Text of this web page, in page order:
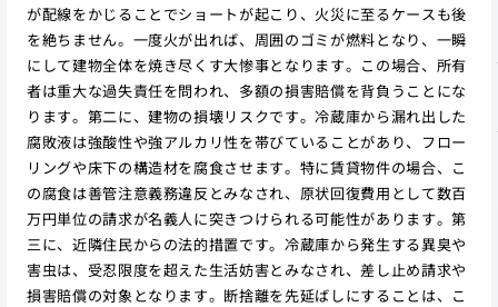
が配線をかじることでショートが起こり、火災に至るケースも後
を絶ちません。一度火が出れば、周囲のゴミが燃料となり、一瞬
にして建物全体を焼き尽くす大惨事となります。この場合、所有
者は重大な過失責任を問われ、多額の損害賠償を背負うことにな
ります。第二に、建物の損壊リスクです。冷蔵庫から漏れ出した
腐敗液は強酸性や強アルカリ性を帯びていることがあり、フロー
リングや床下の構造材を腐食させます。特に賃貸物件の場合、こ
の腐食は善管注意義務違反とみなされ、原状回復費用として数百
万円単位の請求が名義人に突きつけられる可能性があります。第
三に、近隣住民からの法的措置です。冷蔵庫から発生する異臭や
害虫は、受忍限度を超えた生活妨害とみなされ、差し止め請求や
損害賠償の対象となります。断捨離を先延ばしにすることは、こ